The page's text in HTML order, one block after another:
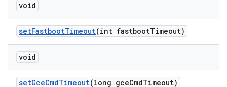
void
setFastbootTimeout(int fastbootTimeout)
void
setGceCmdTimeout(long gceCmdTimeout)